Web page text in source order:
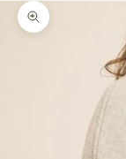
Zoom